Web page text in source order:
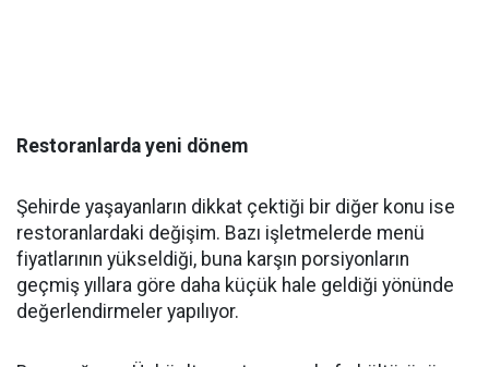
Restoranlarda yeni dönem
Şehirde yaşayanların dikkat çektiği bir diğer konu ise
restoranlardaki değişim. Bazı işletmelerde menü
fiyatlarının yükseldiği, buna karşın porsiyonların
geçmiş yıllara göre daha küçük hale geldiği yönünde
değerlendirmeler yapılıyor.